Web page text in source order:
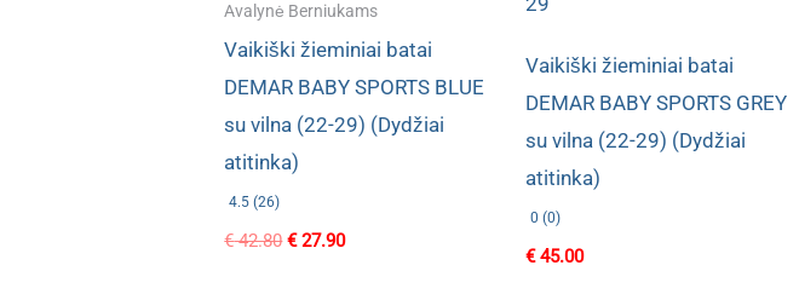
Avalynė Berniukams
Vaikiški žieminiai batai
DEMAR BABY SPORTS BLUE
su vilna (22-29) (Dydžiai
atitinka)
4.5 (26)
€42.80 Original
€27.90Current
Vaikiški žieminiai batai
DEMAR BABY SPORTS GREY
su vilna (22-29) (Dydžiai
atitinka)
0 (0)
€45.00